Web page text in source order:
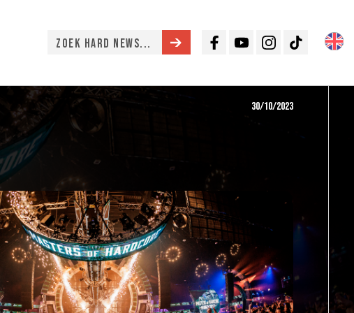
Facebook
YoutubeInstagramTikTok
30/10/2023